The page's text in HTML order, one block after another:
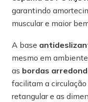
garantindo
muscular e maior
A base
mesmo em
as bordas
facilitam a
retangular e as